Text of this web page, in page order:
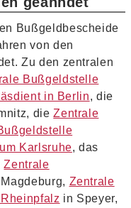
Bußgeldbescheide
von den
Zu den zentralen
Bußgeldstelle
in Berlin, die
dieZentrale
Karlsruhe, das
Zentrale
Zentrale
in Speyer,